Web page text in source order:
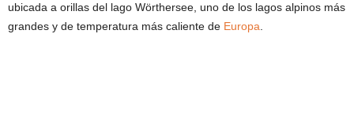
ubicada a orillas del lago Wörthersee, uno de los lagos alpinos más
grandes y de temperatura más caliente de Europa